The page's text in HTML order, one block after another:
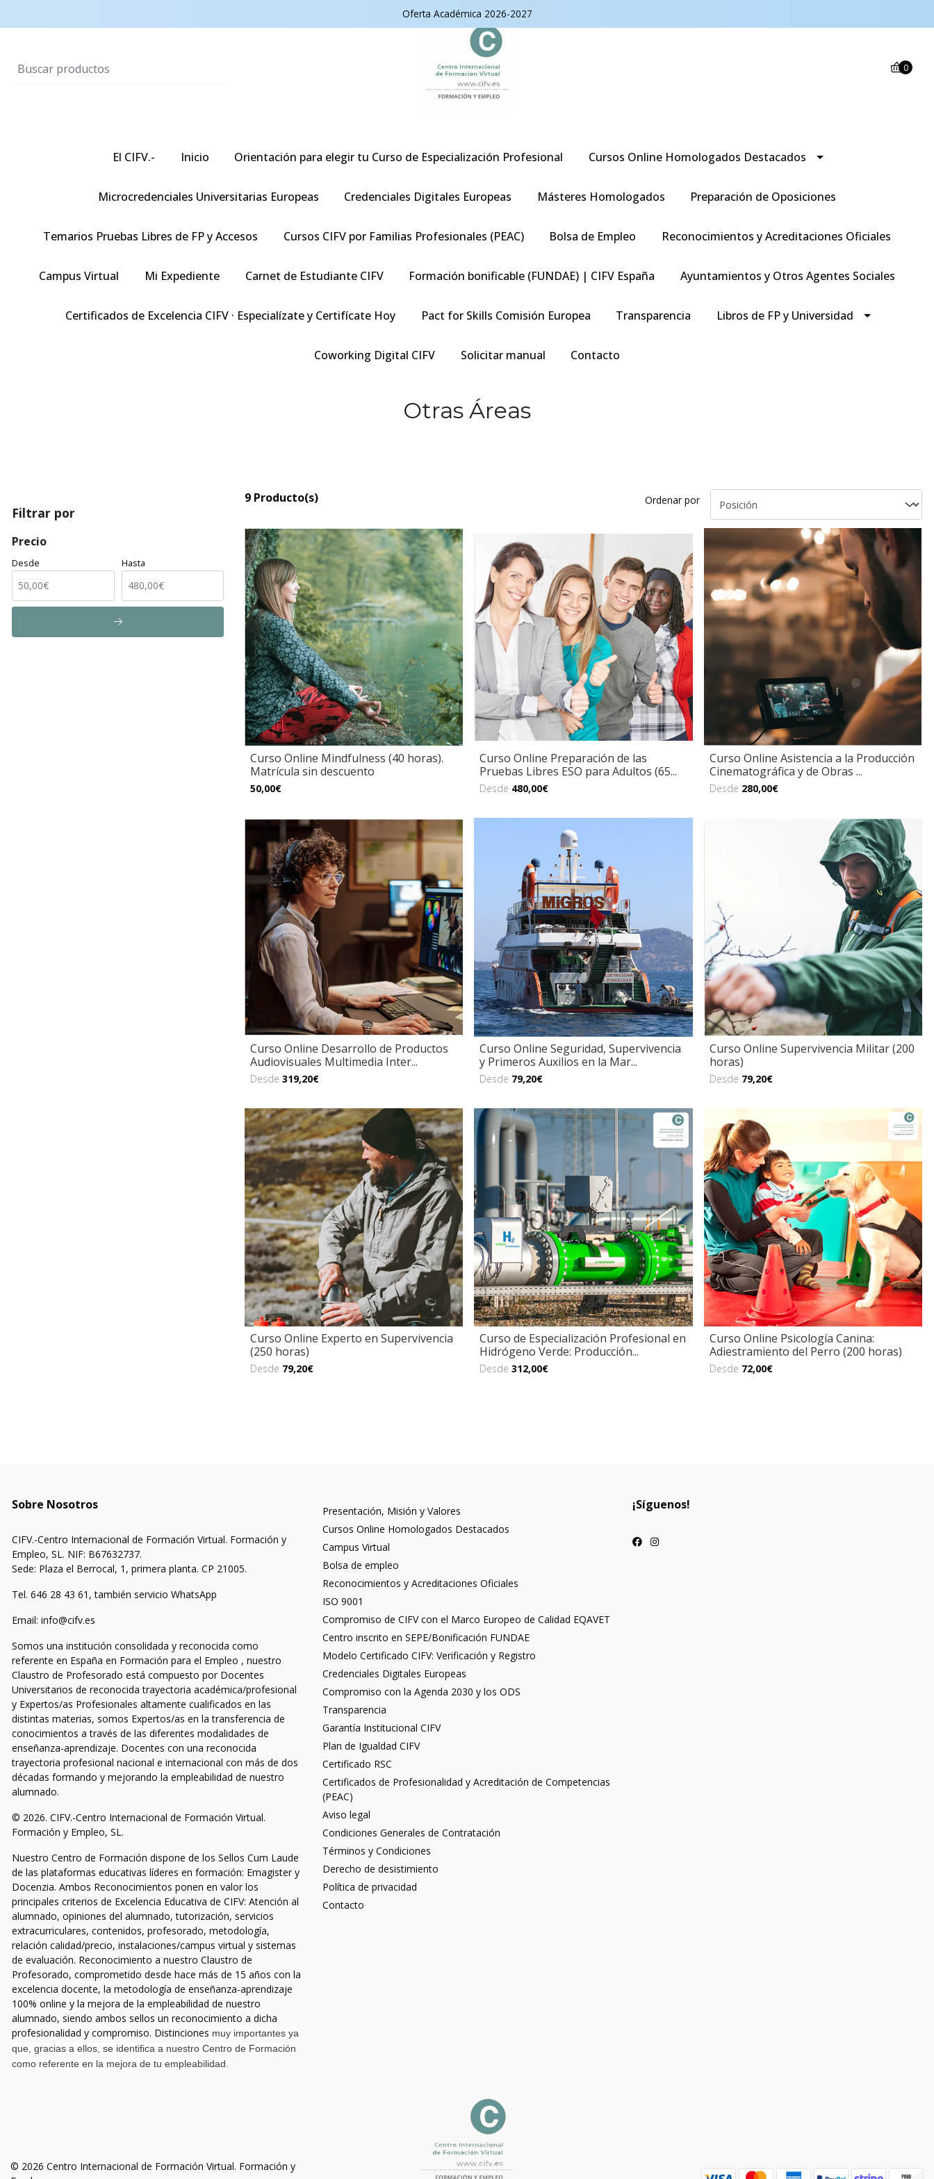
Oferta Académica 2026-2027
0
El CIFV.- Inicio Orientación para elegir tu Curso de Especialización Profesional Cursos Online Homologados Destacados
Microcredenciales Universitarias Europeas Credenciales Digitales Europeas Másteres Homologados Preparación de Oposiciones
Temarios Pruebas Libres de FP y Accesos Cursos CIFV por Familias Profesionales (PEAC) Bolsa de Empleo Reconocimientos y Acreditaciones Oficiales
Campus Virtual Mi Expediente Carnet de Estudiante CIFV Formación bonificable (FUNDAE) | CIFV España Ayuntamientos y Otros Agentes Sociales
Certificados de Excelencia CIFV · Especialízate y Certifícate Hoy Pact for Skills Comisión Europea Transparencia Libros de FP y Universidad
Coworking Digital CIFV Solicitar manual Contacto
Otras Áreas
Filtrar por
Precio
Desde Hasta
9 Producto(s) Ordenar por
Curso Online Mindfulness (40 horas).
Matrícula sin descuento
50,00€
Curso Online Preparación de las
Pruebas Libres ESO para Adultos (65...
Desde 480,00€
Curso Online Asistencia a la Producción
Cinematográfica y de Obras ...
Desde 280,00€
Curso Online Desarrollo de Productos
Audiovisuales Multimedia Inter...
Desde 319,20€
Curso Online Seguridad, Supervivencia
y Primeros Auxilios en la Mar...
Desde 79,20€
Curso Online Supervivencia Militar (200
horas)
Desde 79,20€
Curso Online Experto en Supervivencia
(250 horas)
Desde 79,20€
Curso de Especialización Profesional en
Hidrógeno Verde: Producción...
Desde 312,00€
Curso Online Psicología Canina:
Adiestramiento del Perro (200 horas)
Desde 72,00€
Sobre Nosotros
CIFV.-Centro Internacional de Formación Virtual. Formación y
Empleo, SL. NIF: B67632737.
Sede: Plaza el Berrocal, 1, primera planta. CP 21005.
Tel. 646 28 43 61, también servicio WhatsApp
Email: info@cifv.es
Somos una institución consolidada y reconocida como
referente en España en Formación para el Empleo , nuestro
Claustro de Profesorado está compuesto por Docentes
Universitarios de reconocida trayectoria académica/profesional
y Expertos/as Profesionales altamente cualificados en las
distintas materias, somos Expertos/as en la transferencia de
conocimientos a través de las diferentes modalidades de
enseñanza-aprendizaje. Docentes con una reconocida
trayectoria profesional nacional e internacional con más de dos
décadas formando y mejorando la empleabilidad de nuestro
alumnado.
© 2026. CIFV.-Centro Internacional de Formación Virtual.
Formación y Empleo, SL.
Nuestro Centro de Formación dispone de los Sellos Cum Laude
de las plataformas educativas líderes en formación: Emagister y
Docenzia. Ambos Reconocimientos ponen en valor los
principales criterios de Excelencia Educativa de CIFV: Atención al
alumnado, opiniones del alumnado, tutorización, servicios
extracurriculares, contenidos, profesorado, metodología,
relación calidad/precio, instalaciones/campus virtual y sistemas
de evaluación. Reconocimiento a nuestro Claustro de
Profesorado, comprometido desde hace más de 15 años con la
excelencia docente, la metodología de enseñanza-aprendizaje
100% online y la mejora de la empleabilidad de nuestro
alumnado, siendo ambos sellos un reconocimiento a dicha
profesionalidad y compromiso. Distinciones muy importantes ya
que, gracias a ellos, se identifica a nuestro Centro de Formación
como referente en la mejora de tu empleabilidad.
Presentación, Misión y Valores
Cursos Online Homologados Destacados
Campus Virtual
Bolsa de empleo
Reconocimientos y Acreditaciones Oficiales
ISO 9001
Compromiso de CIFV con el Marco Europeo de Calidad EQAVET
Centro inscrito en SEPE/Bonificación FUNDAE
Modelo Certificado CIFV: Verificación y Registro
Credenciales Digitales Europeas
Compromiso con la Agenda 2030 y los ODS
Transparencia
Garantía Institucional CIFV
Plan de Igualdad CIFV
Certificado RSC
Certificados de Profesionalidad y Acreditación de Competencias
(PEAC)
Aviso legal
Condiciones Generales de Contratación
Términos y Condiciones
Derecho de desistimiento
Política de privacidad
Contacto
¡Síguenos!
© 2026 Centro Internacional de Formación Virtual. Formación y